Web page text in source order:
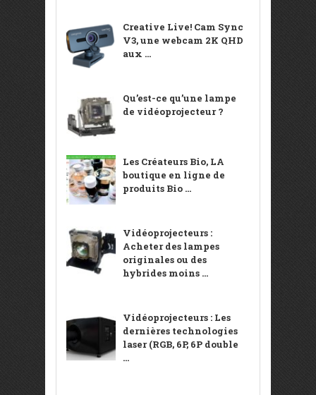
Creative Live! Cam Sync
V3, une webcam 2K QHD
aux ...
Qu’est-ce qu’une lampe
de vidéoprojecteur ?
Les Créateurs Bio, LA
boutique en ligne de
produits Bio ...
Vidéoprojecteurs :
Acheter des lampes
originales ou des
hybrides moins ...
Vidéoprojecteurs : Les
dernières technologies
laser (RGB, 6P, 6P double
...